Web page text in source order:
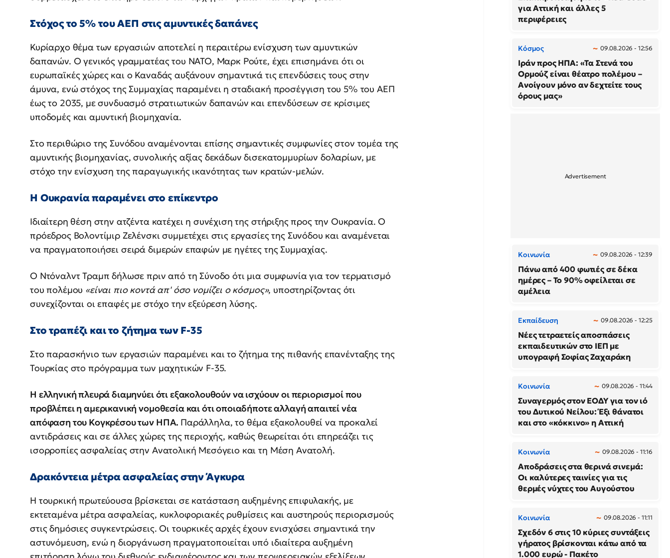
Στόχος το 5% του ΑΕΠ στις αμυντικές δαπάνες
Κυρίαρχο θέμα των εργασιών αποτελεί η περαιτέρω ενίσχυση των αμυντικών
δαπανών. Ο γενικός γραμματέας του ΝΑΤΟ, Μαρκ Ρούτε, έχει επισημάνει ότι οι
ευρωπαϊκές χώρες και ο Καναδάς αυξάνουν σημαντικά τις επενδύσεις τους στην
άμυνα, ενώ στόχος της Συμμαχίας παραμένει η σταδιακή προσέγγιση του 5% του ΑΕΠ
έως το 2035, με συνδυασμό στρατιωτικών δαπανών και επενδύσεων σε κρίσιμες
υποδομές και αμυντική βιομηχανία.
Στο περιθώριο της Συνόδου αναμένονται επίσης σημαντικές συμφωνίες στον τομέα της
αμυντικής βιομηχανίας, συνολικής αξίας δεκάδων δισεκατομμυρίων δολαρίων, με
στόχο την ενίσχυση της παραγωγικής ικανότητας των κρατών-μελών.
Η Ουκρανία παραμένει στο επίκεντρο
Ιδιαίτερη θέση στην ατζέντα κατέχει η συνέχιση της στήριξης προς την Ουκρανία. Ο
πρόεδρος Βολοντίμιρ Ζελένσκι συμμετέχει στις εργασίες της Συνόδου και αναμένεται
να πραγματοποιήσει σειρά διμερών επαφών με ηγέτες της Συμμαχίας.
Ο Ντόναλντ Τραμπ δήλωσε πριν από τη Σύνοδο ότι μια συμφωνία για τον τερματισμό
του πολέμου «είναι πιο κοντά απ' όσο νομίζει ο κόσμος», υποστηρίζοντας ότι
συνεχίζονται οι επαφές με στόχο την εξεύρεση λύσης.
Στο τραπέζι και το ζήτημα των F-35
Στο παρασκήνιο των εργασιών παραμένει και το ζήτημα της πιθανής επανένταξης της
Τουρκίας στο πρόγραμμα των μαχητικών F-35.
Η ελληνική πλευρά διαμηνύει ότι εξακολουθούν να ισχύουν οι περιορισμοί που
προβλέπει η αμερικανική νομοθεσία και ότι οποιαδήποτε αλλαγή απαιτεί νέα
απόφαση του Κογκρέσου των ΗΠΑ. Παράλληλα, το θέμα εξακολουθεί να προκαλεί
αντιδράσεις και σε άλλες χώρες της περιοχής, καθώς θεωρείται ότι επηρεάζει τις
ισορροπίες ασφαλείας στην Ανατολική Μεσόγειο και τη Μέση Ανατολή.
Δρακόντεια μέτρα ασφαλείας στην Άγκυρα
Η τουρκική πρωτεύουσα βρίσκεται σε κατάσταση αυξημένης επιφυλακής, με
εκτεταμένα μέτρα ασφαλείας, κυκλοφοριακές ρυθμίσεις και αυστηρούς περιορισμούς
στις δημόσιες συγκεντρώσεις. Οι τουρκικές αρχές έχουν ενισχύσει σημαντικά την
αστυνόμευση, ενώ η διοργάνωση πραγματοποιείται υπό ιδιαίτερα αυξημένη
για Αττική και άλλες 5
περιφέρειες
Κόσμος 09.08.2026 - 12:56
Ιράν προς ΗΠΑ: «Τα Στενά του
Ορμούζ είναι θέατρο πολέμου –
Ανοίγουν μόνο αν δεχτείτε τους
όρους μας»
Κοινωνία 09.08.2026 - 12:39
Πάνω από 400 φωτιές σε δέκα
ημέρες – Το 90% οφείλεται σε
αμέλεια
Εκπαίδευση 09.08.2026 - 12:25
Νέες τετραετείς αποσπάσεις
εκπαιδευτικών στο ΙΕΠ με
υπογραφή Σοφίας Ζαχαράκη
Κοινωνία 09.08.2026 - 11:44
Συναγερμός στον ΕΟΔΥ για τον ιό
του Δυτικού Νείλου: Έξι θάνατοι
και στο «κόκκινο» η Αττική
Κοινωνία 09.08.2026 - 11:16
Αποδράσεις στα θερινά σινεμά:
Οι καλύτερες ταινίες για τις
θερμές νύχτες του Αυγούστου
Κοινωνία 09.08.2026 - 11:11
Σχεδόν 6 στις 10 κύριες συντάξεις
γήρατος βρίσκονται κάτω από τα
1.000 ευρώ - Πακέτο